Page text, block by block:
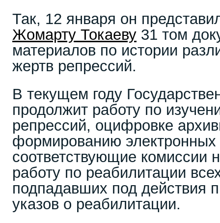
Так, 12 января он
Жомарту Токаеву 31 том
материалов по истории
жертв репрессий.
В текущем году
продолжит работу по
репрессий, оцифровке
формированию
соответствующие комиссии
работу по реабилитации
подпадавших под действия
указов о реабилитации.